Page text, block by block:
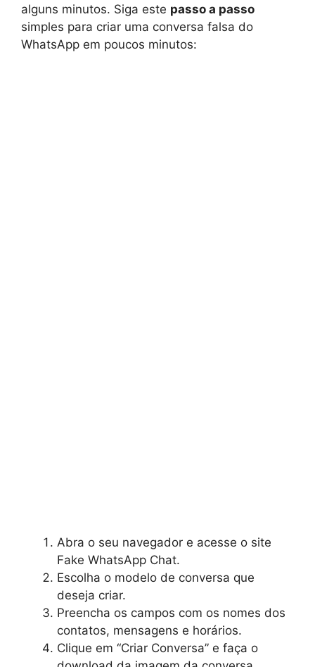
alguns minutos. Siga este passo a passo
simples para criar uma conversa falsa do
WhatsApp em poucos minutos:
Abra o seu navegador e acesse o site
Fake WhatsApp Chat.
Escolha o modelo de conversa que
deseja criar.
Preencha os campos com os nomes dos
contatos, mensagens e horários.
Clique em “Criar Conversa” e faça o